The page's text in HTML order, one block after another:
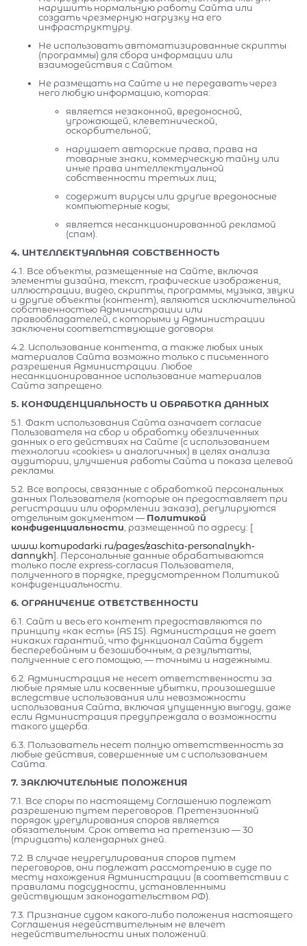
нарушить нормальную работу Сайта или
создать чрезмерную нагрузку на его
инфраструктуру.
Не использовать автоматизированные скрипты
(программы) для сбора информации или
взаимодействия с Сайтом.
Не размещать на Сайте и не передавать через
него любую информацию, которая:
является незаконной, вредоносной,
угрожающей, клеветнической,
оскорбительной;
нарушает авторские права, права на
товарные знаки, коммерческую тайну или
иные права интеллектуальной
собственности третьих лиц;
содержит вирусы или другие вредоносные
компьютерные коды;
является несанкционированной рекламой
(спам).
4. ИНТЕЛЛЕКТУАЛЬНАЯ СОБСТВЕННОСТЬ
4.1. Все объекты, размещенные на Сайте, включая
элементы дизайна, текст, графические изображения,
иллюстрации, видео, скрипты, программы, музыка, звуки
и другие объекты (контент), являются исключительной
собственностью Администрации или
правообладателей, с которыми у Администрации
заключены соответствующие договоры.
4.2. Использование контента, а также любых иных
материалов Сайта возможно только с письменного
разрешения Администрации. Любое
несанкционированное использование материалов
Сайта запрещено.
5. КОНФИДЕНЦИАЛЬНОСТЬ И ОБРАБОТКА ДАННЫХ
5.1. Факт использования Сайта означает согласие
Пользователя на сбор и обработку обезличенных
данных о его действиях на Сайте (с использованием
технологии «cookies» и аналогичных) в целях анализа
аудитории, улучшения работы Сайта и показа целевой
рекламы.
5.2. Все вопросы, связанные с обработкой персональных
данных Пользователя (которые он предоставляет при
регистрации или оформлении заказа), регулируются
отдельным документом — Политикой
конфиденциальности, размещенной по адресу: [
www.komupodarki.ru/pages/zaschita-personalnykh-
dannykh]. Персональные данные обрабатываются
только после express-согласия Пользователя,
полученного в порядке, предусмотренном Политикой
конфиденциальности.
6. ОГРАНИЧЕНИЕ ОТВЕТСТВЕННОСТИ
6.1. Сайт и весь его контент предоставляются по
принципу «как есть» (AS IS). Администрация не дает
никаких гарантий, что функционал Сайта будет
бесперебойным и безошибочным, а результаты,
полученные с его помощью, — точными и надежными.
6.2. Администрация не несет ответственности за
любые прямые или косвенные убытки, произошедшие
вследствие использования или невозможности
использования Сайта, включая упущенную выгоду, даже
если Администрация предупреждала о возможности
такого ущерба.
6.3. Пользователь несет полную ответственность за
любые действия, совершенные им с использованием
Сайта.
7. ЗАКЛЮЧИТЕЛЬНЫЕ ПОЛОЖЕНИЯ
7.1. Все споры по настоящему Соглашению подлежат
разрешению путем переговоров. Претензионный
порядок урегулирования споров является
обязательным. Срок ответа на претензию — 30
(тридцать) календарных дней.
7.2. В случае неурегулирования споров путем
переговоров, они подлежат рассмотрению в суде по
месту нахождения Администрации (в соответствии с
правилами подсудности, установленными
действующим законодательством РФ).
7.3. Признание судом какого-либо положения настоящего
Соглашения недействительным не влечет
недействительности иных положений.